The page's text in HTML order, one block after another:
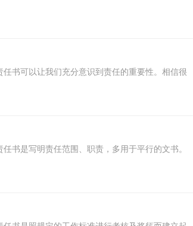
书可以让我们充分意识到责任的重要性。相信很
书是写明责任范围、职责，多用于平行的文书。